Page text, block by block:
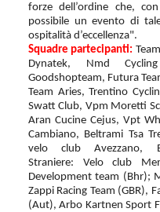
forze dell’ordine che,
possibile un evento di
ospitalità d’eccellenza".
Squadre partecipanti:
Dynatek, Nmd
Goodshopteam, Futura
Team Aries, Trentino
Swatt Club, Vpm Moretti
Aran Cucine Cejus, Vpt
Cambiano, Beltrami Tsa
velo club Avezzano,
Straniere:
Velo club
Development team (Bhr);
Zappi Racing Team (GBR),
(Aut), Arbo Kartnen Sport